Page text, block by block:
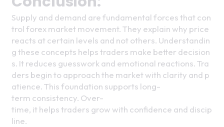
Supply and demand are fundamental forces that con
trol forex market movement. They explain why price
reacts at certain levels and not others. Understandin
g these concepts helps traders make better decision
s. It reduces guesswork and emotional reactions. Tra
ders begin to approach the market with clarity and p
atience. This foundation supports long-
term consistency. Over-
time, it helps traders grow with confidence and discip
line.